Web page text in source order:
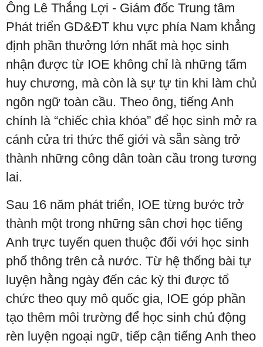
Ông Lê Thắng Lợi - Giám đốc Trung tâm
Phát triển GD&ĐT khu vực phía Nam khẳng
định phần thưởng lớn nhất mà học sinh
nhận được từ IOE không chỉ là những tấm
huy chương, mà còn là sự tự tin khi làm chủ
ngôn ngữ toàn cầu. Theo ông, tiếng Anh
chính là “chiếc chìa khóa” để học sinh mở ra
cánh cửa tri thức thế giới và sẵn sàng trở
thành những công dân toàn cầu trong tương
lai.
Sau 16 năm phát triển, IOE từng bước trở
thành một trong những sân chơi học tiếng
Anh trực tuyến quen thuộc đối với học sinh
phổ thông trên cả nước. Từ hệ thống bài tự
luyện hằng ngày đến các kỳ thi được tổ
chức theo quy mô quốc gia, IOE góp phần
tạo thêm môi trường để học sinh chủ động
rèn luyện ngoại ngữ, tiếp cận tiếng Anh theo